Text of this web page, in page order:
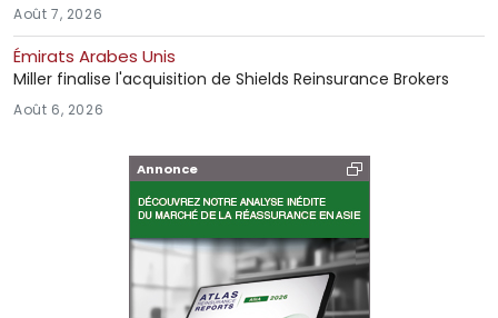
Août 7, 2026
Émirats Arabes Unis
Miller finalise l'acquisition de Shields Reinsurance Brokers
Août 6, 2026
Annonce